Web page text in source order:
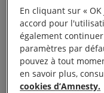
seuls les couples
femme peuvent
donc
que les couples
techniquement en
En cliquant sur « OK
accord pour
également
paramètres par
pouvez à tout
en savoir plus,
cookies d’Amnesty.